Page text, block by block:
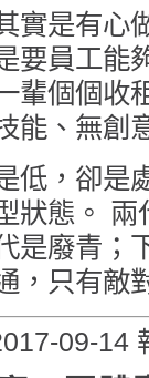
實是有心
要員工能
輩個個收
能、無創
低，卻是
狀態。
是廢青；
，只有敵
09-14